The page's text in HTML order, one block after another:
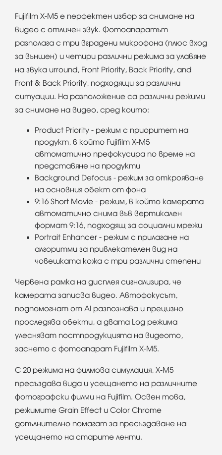
Fujifilm X-M5 е перфектен избор за снимане на
видео с отличен звук. Фотоапаратът
разполага с три вградени микрофона (плюс вход
за външен) и четири различни режима за улавяне
на звука urround, Front Priority, Back Priority, and
Front & Back Priority, подходящи за различни
ситуации. На разположение са различни режими
за снимане на видео, сред които:
Product Priority - режим с приоритет на
продукт, в който Fujifilm X-M5
автоматично префокусира по време на
представяне на продукти
Background Defocus - режим за открояване
на основния обект от фона
9:16 Short Movie - режим, в който камерата
автоматично снима във вертикален
формат 9:16, подходящ за социални мрежи
Portrait Enhancer - режим с прилагане на
алгоритми за привлекателен вид на
човешката кожа с три различни степени
Червена рамка на дисплея сигнализира, че
камерата записва видео. Автофокусът,
подпомогнат от AI разпознава и прецизно
проследява обекти, а двата Log режима
улесняват постпродукцията на видеото,
заснето с фотоапарат Fujifilm X-M5.
С 20 режима на филмова симулация, X-M5
пресъздава вида и усещането на различните
фотографски филми на Fujifilm. Освен това,
режимите Grain Effect и Color Chrome
допълнително помагат за пресъздаване на
усещането на старите ленти.